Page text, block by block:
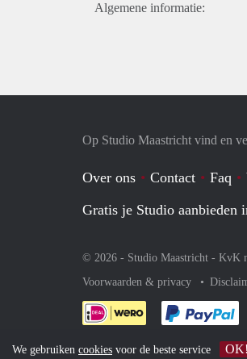
Algemene informatie:
Op Studio Maastricht vind en
Over ons Contact Faq
Gratis je Studio aanbieden
© 2026 - Studio Maastricht - KvK
Voorwaarden & privacy
We gebruiken cookies voor de beste service OK!